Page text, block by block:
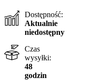
Dostępność:
Aktualnie
niedostępny
Czas
wysyłki:
48
godzin